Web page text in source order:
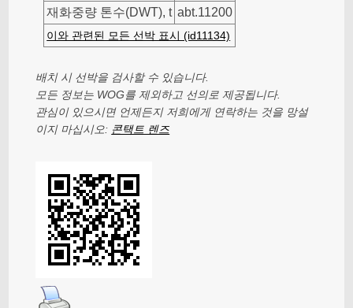
재화중량 톤수(DWT), t abt.11200
이와 관련된 모든 선박 표시 (id11134)
배치 시 선박을 검사할 수 있습니다.
모든 정보는 WOG를 제외하고 선의로 제공됩니다.
관심이 있으시면 언제든지 저희에게 연락하는 것을 망설
이지 마십시오: 콘택트 렌즈